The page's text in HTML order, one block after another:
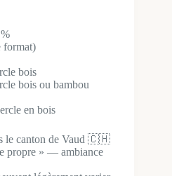
format)
bois
bois ou bambou
en bois
le canton de Vaud 🇨🇭
propre » — ambiance